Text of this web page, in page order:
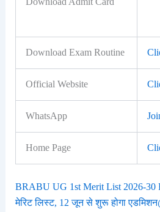
Download Exam Routine
Official Website
WhatsApp
Home Page
BRABU UG 1st Merit List 2026-30
मेरिट लिस्ट, 12 जून से शुरू होगा